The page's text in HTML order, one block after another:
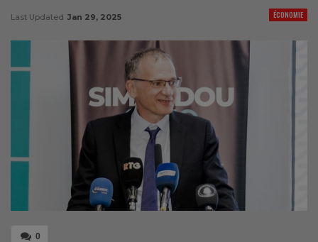
ÉCONOMIE
Last Updated Jan 29, 2025
0